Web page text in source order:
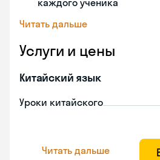
каждого ученика
Читать дальше
Услуги и цены
Китайский язык
Уроки китайского
Читать дальше